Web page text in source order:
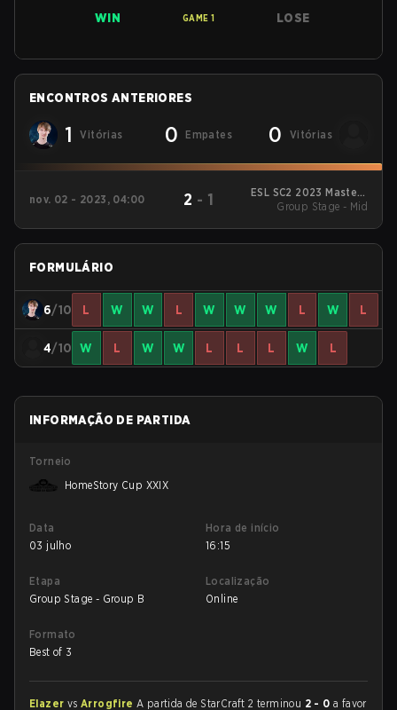
WIN GAME 1 LOSE
ENCONTROS ANTERIORES
1 Vitórias 0 Empates 0 Vitórias
nov. 02 - 2023, 04:00 2 - 1
ESL SC2 2023 Masters
Winter Regionals
Group Stage - Mid
FORMULÁRIO
6/10 L W W L W W W L W L
4/10 W L W W L L L W L
INFORMAÇÃO DE PARTIDA
Torneio
HomeStory Cup XXIX
Data
03 julho
Hora de início
16:15
Etapa
Group Stage - Group B
Localização
Online
Formato
Best of 3
Elazer vsArrogfireA partida de StarCraft 2 terminou 2 - 0 a favor